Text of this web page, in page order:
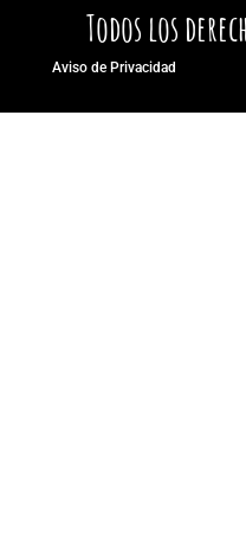
Todos los
Aviso de Privacidad